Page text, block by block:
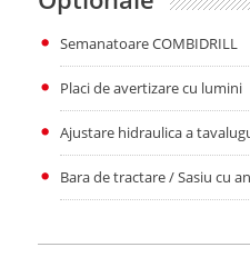
Semanatoare COMBIDRILL
Placi de avertizare cu lumini
Ajustare hidraulica a
Bara de tractare / Sasiu cu